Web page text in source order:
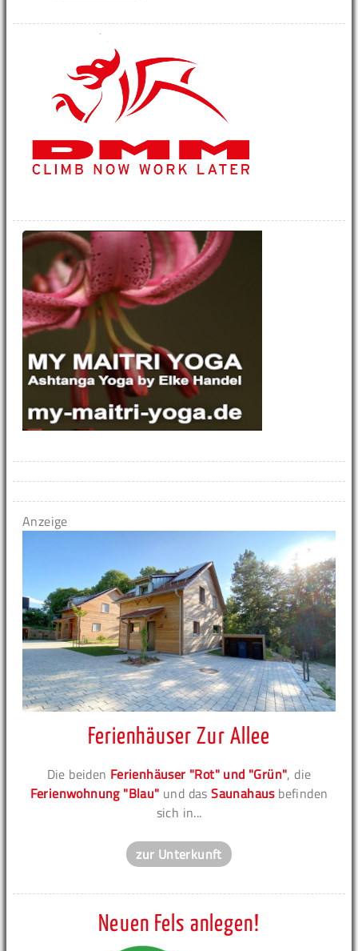
Anzeige
Ferienhäuser Zur Allee
Die beiden Ferienhäuser "Rot" und "Grün", die
Ferienwohnung "Blau" und dasSaunahausbefinden
sich in...
zur Unterkunft
Neuen Fels anlegen!